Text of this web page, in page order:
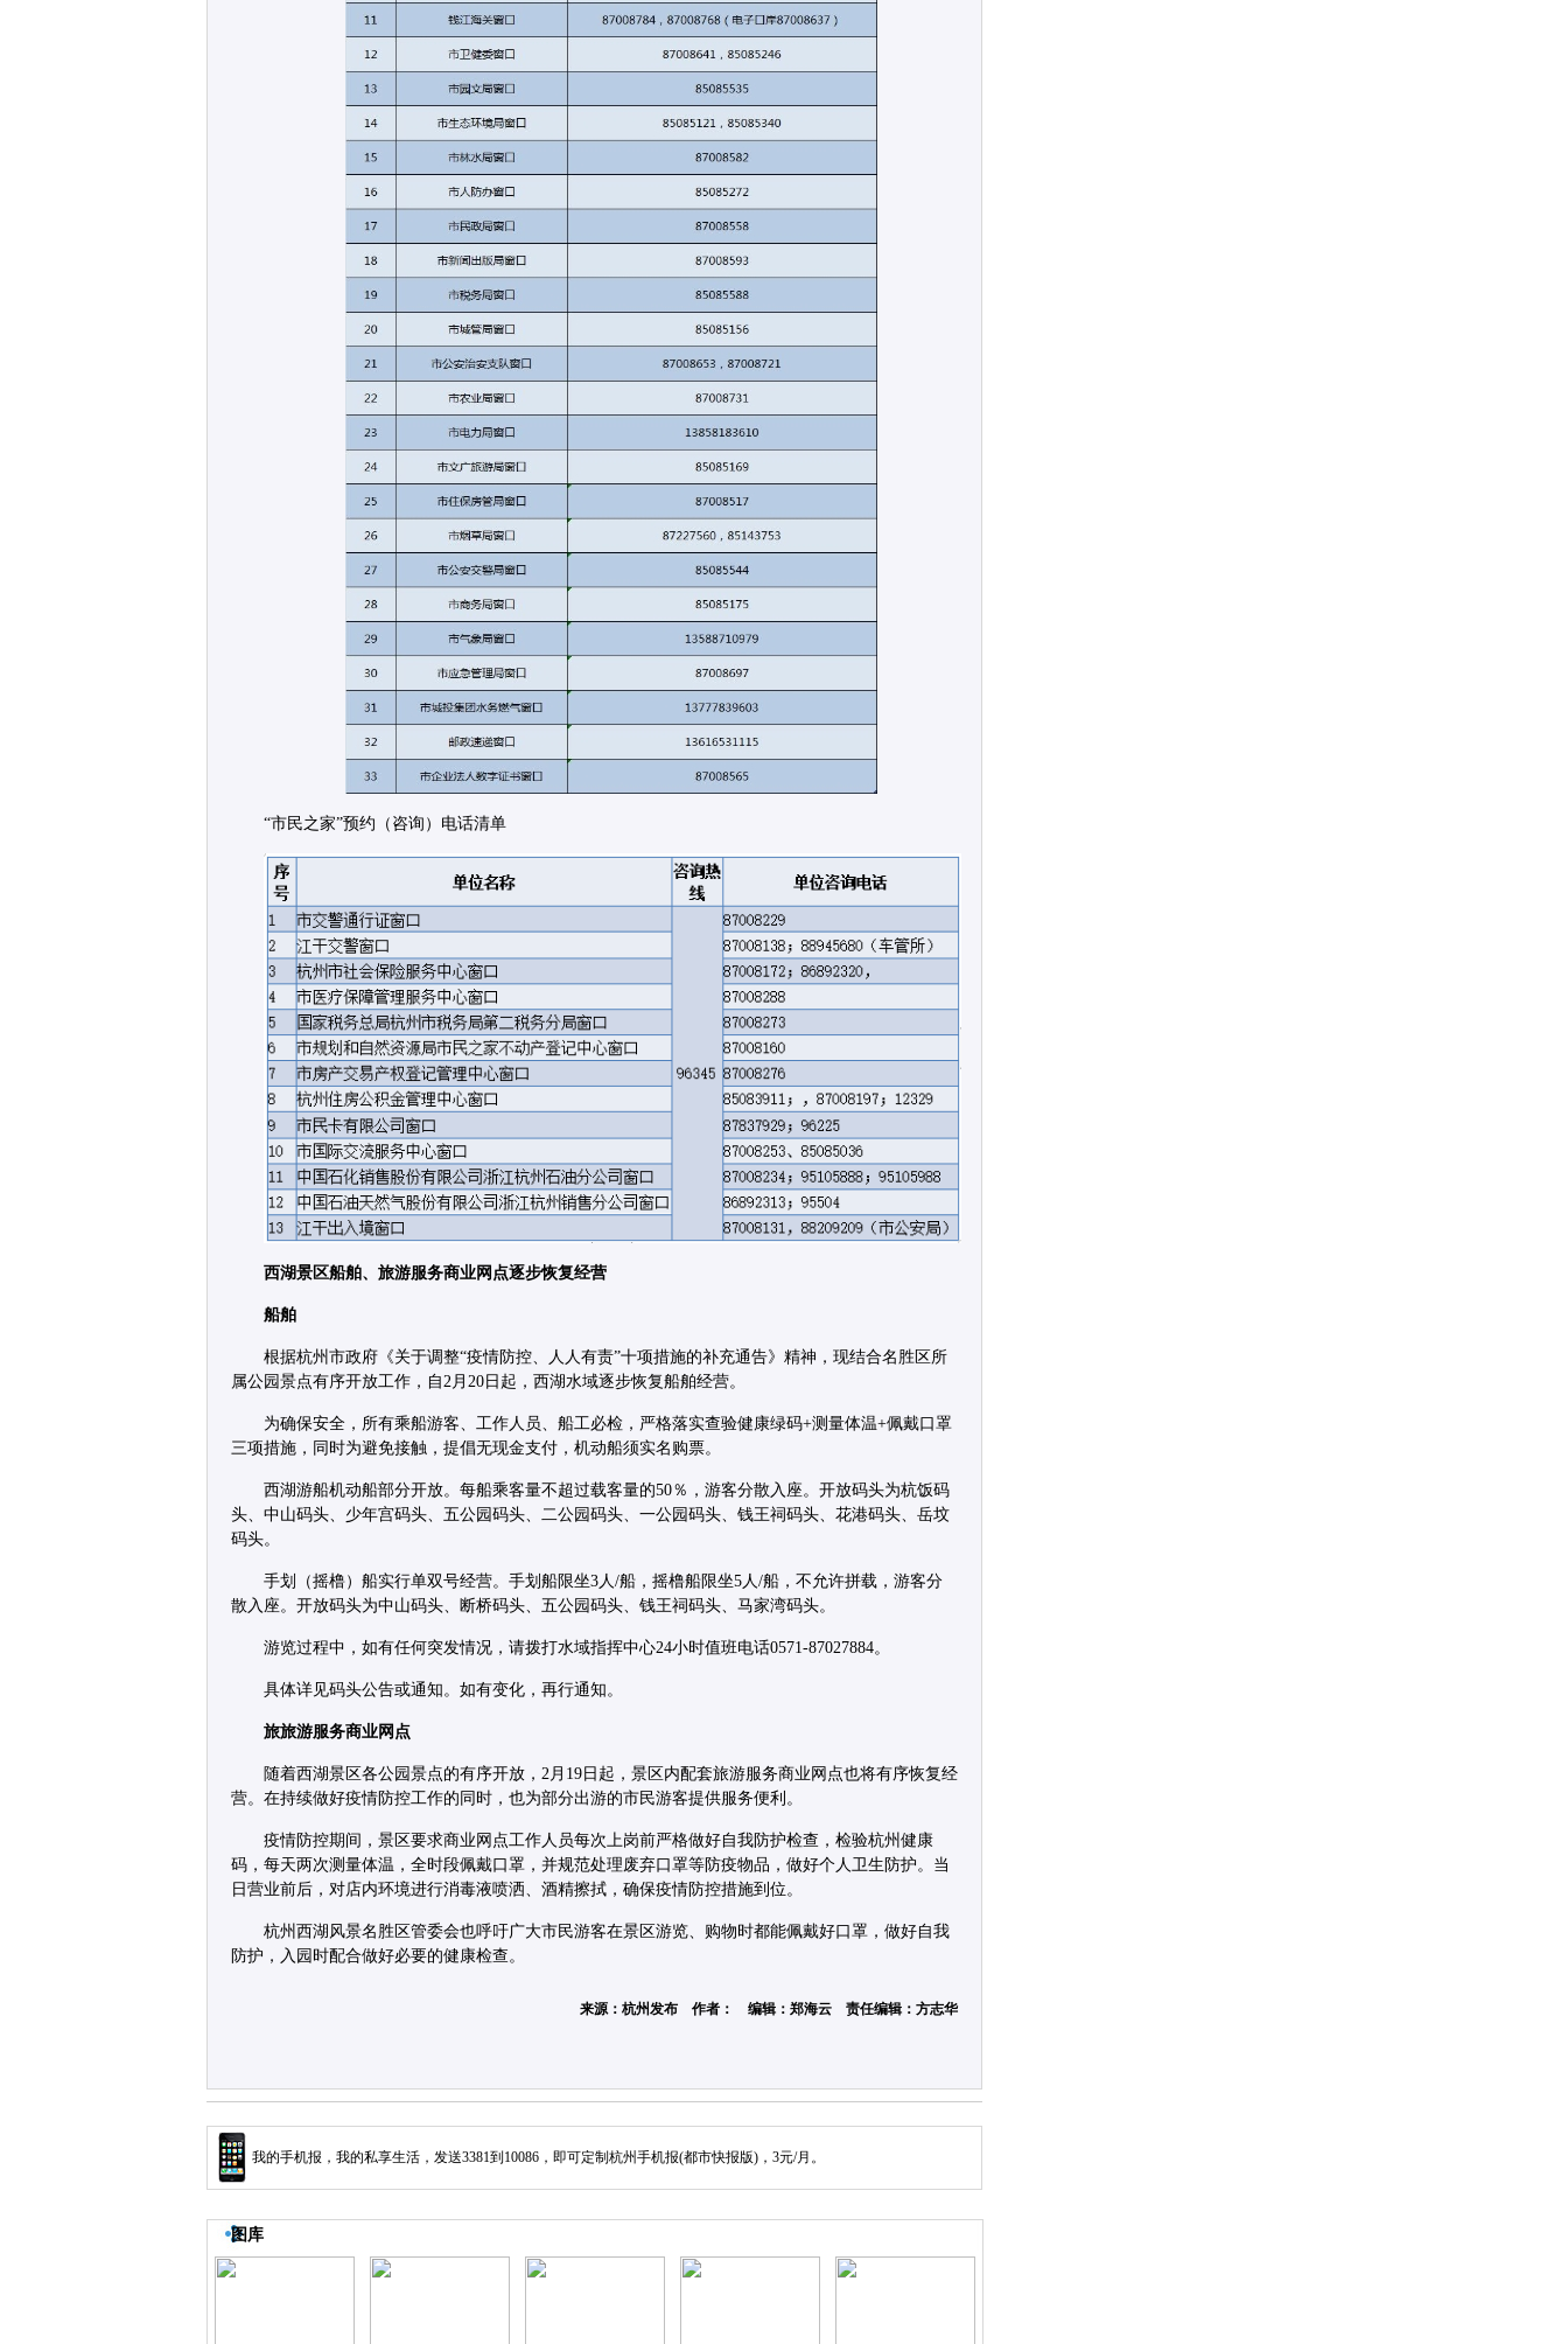
“市民之家”预约（咨询）电话清单
西湖景区船舶、旅游服务商业网点逐步恢复经营
船舶
根据杭州市政府《关于调整“疫情防控、人人有责”十项措施的补充通告》精神，现结合名胜区所
属公园景点有序开放工作，自2月20日起，西湖水域逐步恢复船舶经营。
为确保安全，所有乘船游客、工作人员、船工必检，严格落实查验健康绿码+测量体温+佩戴口罩
三项措施，同时为避免接触，提倡无现金支付，机动船须实名购票。
西湖游船机动船部分开放。每船乘客量不超过载客量的50％，游客分散入座。开放码头为杭饭码
头、中山码头、少年宫码头、五公园码头、二公园码头、一公园码头、钱王祠码头、花港码头、岳坟
码头。
手划（摇橹）船实行单双号经营。手划船限坐3人/船，摇橹船限坐5人/船，不允许拼载，游客分
散入座。开放码头为中山码头、断桥码头、五公园码头、钱王祠码头、马家湾码头。
游览过程中，如有任何突发情况，请拨打水域指挥中心24小时值班电话0571-87027884。
具体详见码头公告或通知。如有变化，再行通知。
旅旅游服务商业网点
随着西湖景区各公园景点的有序开放，2月19日起，景区内配套旅游服务商业网点也将有序恢复经
营。在持续做好疫情防控工作的同时，也为部分出游的市民游客提供服务便利。
疫情防控期间，景区要求商业网点工作人员每次上岗前严格做好自我防护检查，检验杭州健康
码，每天两次测量体温，全时段佩戴口罩，并规范处理废弃口罩等防疫物品，做好个人卫生防护。当
日营业前后，对店内环境进行消毒液喷洒、酒精擦拭，确保疫情防控措施到位。
杭州西湖风景名胜区管委会也呼吁广大市民游客在景区游览、购物时都能佩戴好口罩，做好自我
防护，入园时配合做好必要的健康检查。
来源：杭州发布 作者： 编辑：郑海云 责任编辑：方志华
我的手机报，我的私享生活，发送3381到10086，即可定制杭州手机报(都市快报版)，3元/月。
图库